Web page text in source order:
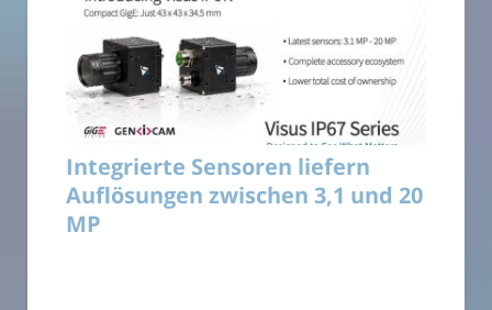
Integrierte Sensoren liefern
Auflösungen zwischen 3,1 und 20
MP